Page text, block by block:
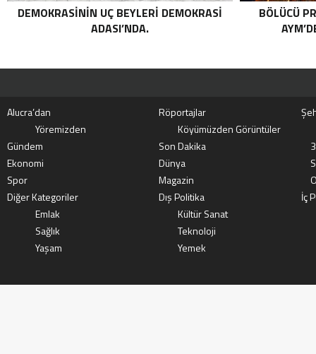
DEMOKRASININ UÇ BEYLERI DEMOKRASI
ADASI’NDA.
BÖLÜCÜ
Alucra’dan Röportajlar
Yöremizden
Köyümüzden Görüntüler
Gündem
Son Dakika
Ekonomi
Dünya
Spor
Magazin
Diğer Kategoriler
Dış Politika
İç
Emlak
Kültür Sanat
Sağlık
Teknoloji
Yaşam
Yemek